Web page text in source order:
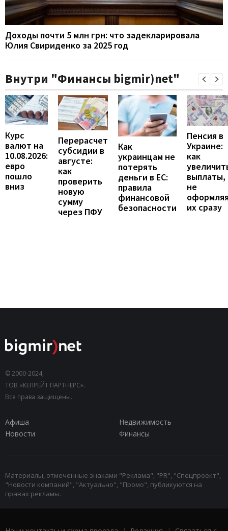
Доходы почти 5 млн грн: что задекларировала
Юлия Свириденко за 2025 год
Внутри "Финансы bigmir)net"
Курс
валют на
10.08.2026:
евро
пошло
вниз
Перерасчет
субсидии в
августе:
как
проверить
новую
сумму
через ПФУ
Как
украинцам не
потерять
деньги в ЕС:
правила
финансовой
безопасности
Пенсия в
Украине:
как
выплаты,
не
их сразу
© 2000-2024,
ТОВ «КЕПРЕЙТ ПАРТНЕРС».
Все права защищены.
Афиша
Недвижимость
Новости
Финансы
Материалы, отмеченные знаками "Реклама", "PR", "Спецпроект",
"Новости компаний", "Актуально", "Промо", публикуются на
правах рекламы.